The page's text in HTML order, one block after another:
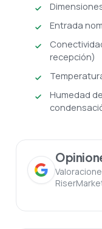
Entrada
recepción)
Humedad